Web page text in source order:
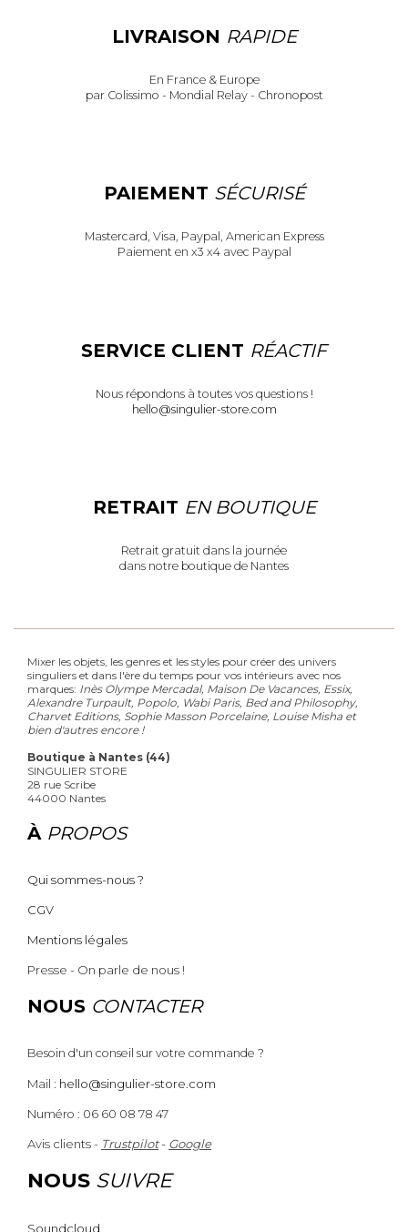
LIVRAISON RAPIDE
En France & Europe
par Colissimo - Mondial Relay - Chronopost
PAIEMENT SÉCURISÉ
Mastercard, Visa, Paypal, American Express
Paiement en x3 x4 avec Paypal
SERVICE CLIENT RÉACTIF
Nous répondons à toutes vos questions !
hello@singulier-store.com
RETRAIT EN BOUTIQUE
Retrait gratuit dans la journée
dans notre boutique de Nantes
Mixer les objets, les genres et les styles pour créer des univers
singuliers et dans l'ère du temps pour vos intérieurs avec nos
marques: Inès Olympe Mercadal, Maison De Vacances, Essix,
Alexandre Turpault, Popolo, Wabi Paris, Bed and Philosophy,
Charvet Editions, Sophie Masson Porcelaine, Louise Misha et
bien d'autres encore !
Boutique à Nantes (44)
SINGULIER STORE
28 rue Scribe
44000 Nantes
À PROPOS
Qui sommes-nous ?
CGV
Mentions légales
Presse - On parle de nous !
NOUS CONTACTER
Besoin d'un conseil sur votre commande ?
Mail : hello@singulier-store.com
Numéro : 06 60 08 78 47
Avis clients - Trustpilot- Google
NOUS SUIVRE
Soundcloud